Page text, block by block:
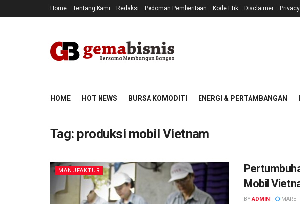
Home Tentang Kami Redaksi Pedoman Pemberitaan Kode Etik Disclaimer
HOME HOT NEWS BURSA KOMODITI ENERGI & PERTAMBANGAN
Tag: produksi mobil Vietnam
MANUFAKTUR
Mobil
BY ADMIN